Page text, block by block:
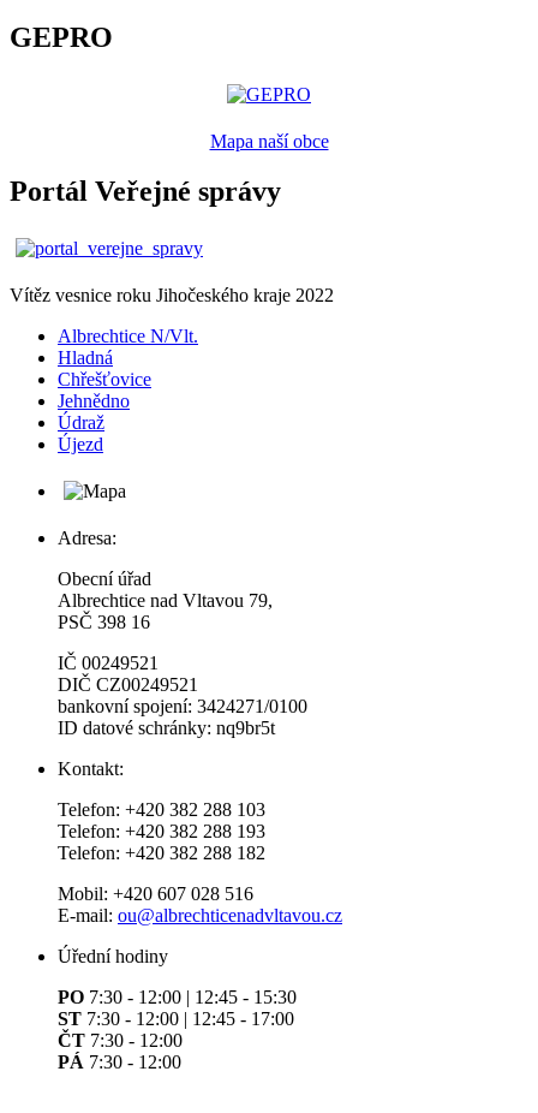
GEPRO
Mapa naší obce
Portál Veřejné správy
Vítěz vesnice roku Jihočeského kraje 2022
Albrechtice N/Vlt.
Hladná
Chřešťovice
Jehnědno
Údraž
Újezd
Adresa:
Obecní úřad
Albrechtice nad Vltavou 79,
PSČ 398 16
IČ 00249521
DIČ CZ00249521
bankovní spojení: 3424271/0100
ID datové schránky: nq9br5t
Kontakt:
Telefon: +420 382 288 103
Telefon: +420 382 288 193
Telefon: +420 382 288 182
Mobil: +420 607 028 516
E-mail: ou@albrechticenadvltavou.cz
Úřední hodiny
PO 7:30 - 12:00 | 12:45 - 15:30
ST 7:30 - 12:00 | 12:45 - 17:00
ČT 7:30 - 12:00
PÁ 7:30 - 12:00